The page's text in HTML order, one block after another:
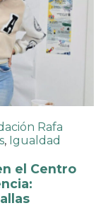
Rafa
, Igualdad
el Centro